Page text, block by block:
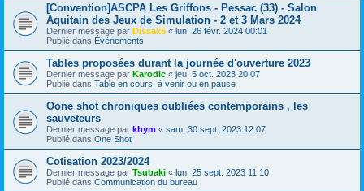
[Convention]ASCPA Les Griffons - Pessac (33) - Salon
Aquitain des Jeux de Simulation - 2 et 3 Mars 2024
Dernier message par Dissak5 « lun. 26 févr. 2024 00:01
Publié dans Évènements
Tables proposées durant la journée d'ouverture 2023
Dernier message par Karodic « jeu. 5 oct. 2023 20:07
Publié dans Table en cours, à venir ou en pause
Oone shot chroniques oubliées contemporains , les
sauveteurs
Dernier message par khym « sam. 30 sept. 2023 12:07
Publié dans One Shot
Cotisation 2023/2024
Dernier message par Tsubaki « lun. 25 sept. 2023 11:10
Publié dans Communication du bureau